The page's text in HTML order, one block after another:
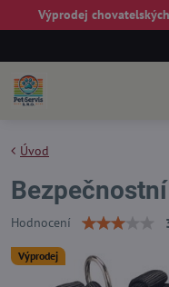
Výprodej
Výprodej
Úvod
Hodnocení